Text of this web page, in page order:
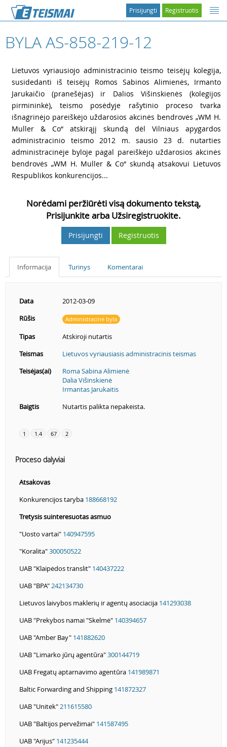
Registruotis
Prisijungti
BYLA AS-858-219-12
Lietuvos vyriausiojo administracinio teismo teisėjų kolegija,
susidedanti iš teisėjų Romos Sabinos Alimienės, Irmanto
Jarukaičio (pranešėjas) ir Dalios Višinskienės (kolegijos
pirmininkė), teismo posėdyje rašytinio proceso tvarka
išnagrinėjo pareiškėjo uždarosios akcinės bendrovės „WM H.
Muller & Co“ atskirąjį skundą dėl Vilniaus apygardos
administracinio teismo 2012 m. sausio 23 d. nutarties
administracinėje byloje pagal pareiškėjo uždarosios akcinės
bendrovės „WM H. Muller & Co“ skundą atsakovui Lietuvos
Respublikos konkurencijos...
Norėdami peržiūrėti visą dokumento tekstą,
Prisijunkite arba Užsiregistruokite.
Prisijungti Registruotis
Informacija Turinys Komentarai
Data
2012-03-09
Rūšis
Administracinė byla
Tipas
Atskiroji nutartis
Teismas
Lietuvos vyriausiasis administracinis teismas
Teisėjas(ai)
Roma Sabina Alimienė
Dalia Višinskienė
Irmantas Jarukaitis
Baigtis
Nutartis palikta nepakeista.
1 1.4 67 2
Proceso dalyviai
Atsakovas
Konkurencijos taryba 188668192
Tretysis suinteresuotas asmuo
"Uosto vartai" 140947595
"Koralita"300050522
UAB "Klaipėdos translit" 140437222
UAB "BPA" 242134730
Lietuvos laivybos maklerių ir agentų asociacija 141293038
UAB "Prekybos namai "Skelmė" 140394657
UAB "Amber Bay" 141882620
UAB "Limarko jūrų agentūra"300144719
UAB Fregatų aptarnavimo agentūra 141989871
Baltic Forwarding and Shipping 141872327
UAB "Unitek" 211615580
UAB "Baltijos pervežimai" 141587495
UAB "Arijus" 141235444